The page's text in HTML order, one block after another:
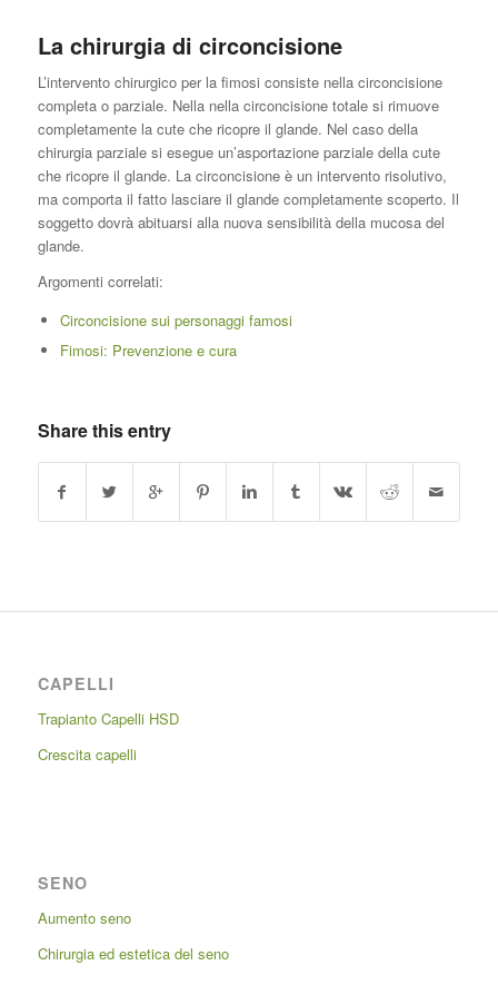
La chirurgia di circoncisione
L’intervento chirurgico per la fimosi consiste nella circoncisione
completa o parziale. Nella nella circoncisione totale si rimuove
completamente la cute che ricopre il glande. Nel caso della
chirurgia parziale si esegue un’asportazione parziale della cute
che ricopre il glande. La circoncisione è un intervento risolutivo,
ma comporta il fatto lasciare il glande completamente scoperto. Il
soggetto dovrà abituarsi alla nuova sensibilità della mucosa del
glande.
Argomenti correlati:
Circoncisione sui personaggi famosi
Fimosi: Prevenzione e cura
Share this entry
CAPELLI
Trapianto Capelli HSD
Crescita capelli
SENO
Aumento seno
Chirurgia ed estetica del seno